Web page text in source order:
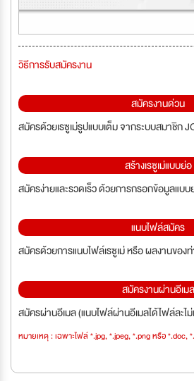
วิธีการรับสมัครงาน
สมัครงานด่วน
สมัครด้วยเรซูเม่รูปแบบเต็ม จากระบบสมาชิก
สร้างเรซูเม่แบบย่อ
สมัครง่ายและรวดเร็ว ด้วยการกรอกข้อมูลแบ
แนบไฟล์สมัคร
สมัครด้วยการแนบไฟล์เรซูเม่ หรือ ผลงานของ
สมัครงานผ่านอีเมล
สมัครผ่านอีเมล (แนบไฟล์ผ่านอีเมลได้ไฟล์ละไ
หมายเหตุ : เฉพาะไฟล์ *.jpg, *.jpeg, *.png หรือ *.doc,